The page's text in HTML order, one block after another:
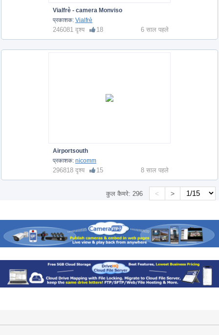
Vialfrè - camera Monviso
प्रकाशक: Vialfrè
246081 दृश्य 18 6 साल पहले
Airportsouth
प्रकाशक: nicomm
296818 दृश्य 15 8 साल पहले
कुल कैमरे: 296 < >